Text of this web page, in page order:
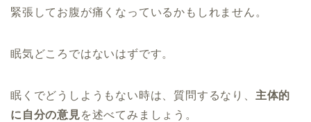
緊張してお腹が痛くなっているかもしれません。
眠気どころではないはずです。
眠くでどうしようもない時は、質問するなり、 主体的
に自分の意見を述べてみましょう。